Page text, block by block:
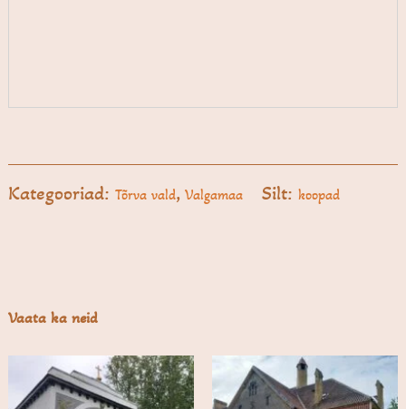
Kategooriad:Tõrva vald,Valgamaa Silt:koopad
Vaata ka neid